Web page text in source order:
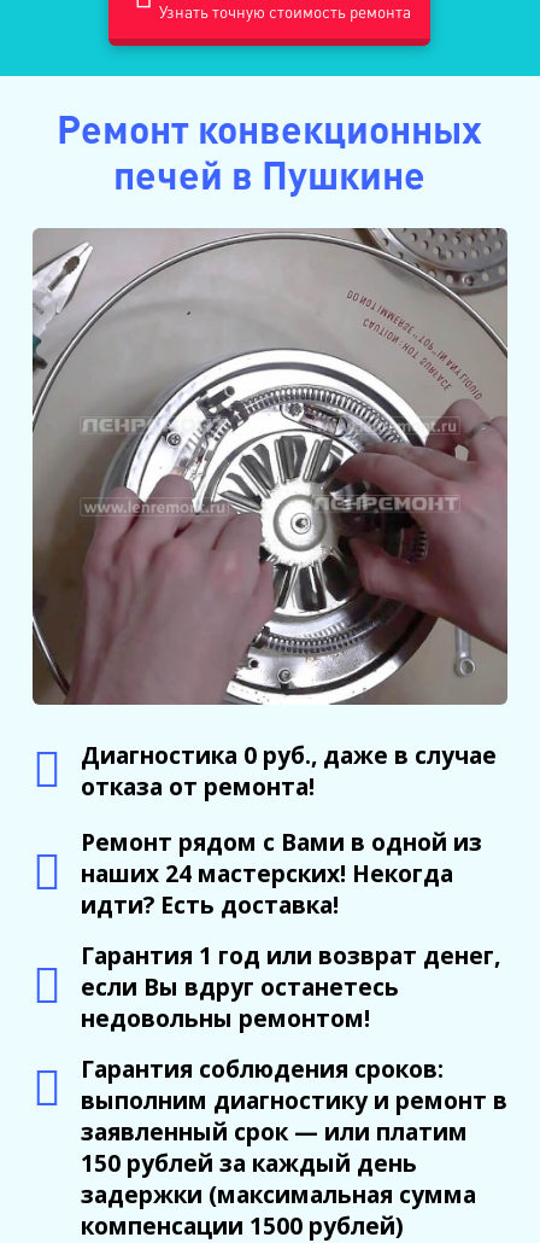
Узнать точную стоимость ремонта
Ремонт конвекционных
печей в Пушкине
Диагностика 0 руб., даже в случае
отказа от ремонта!
Ремонт рядом с Вами в одной из
наших 24 мастерских! Некогда
идти? Есть доставка!
Гарантия 1 год или возврат денег,
если Вы вдруг останетесь
недовольны ремонтом!
Гарантия соблюдения сроков:
выполним диагностику и ремонт в
заявленный срок — или платим
150 рублей за каждый день
задержки (максимальная сумма
компенсации 1500 рублей)